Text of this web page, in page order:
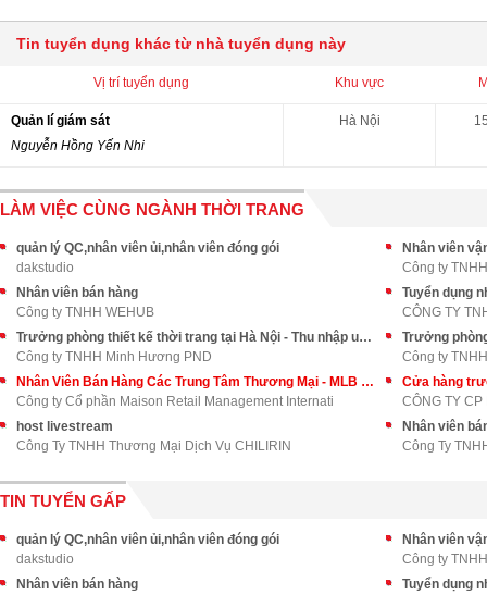
Tin tuyển dụng khác từ nhà tuyển dụng này
Vị trí tuyển dụng Khu vực
Quản lí giám sát
Nguyễn Hồng Yến Nhi
Hà Nội
LÀM VIỆC CÙNG NGÀNH THỜI TRANG
quản lý QC,nhân viên ủi,nhân viên đóng gói
dakstudio
Nhân viên
Công ty
Nhân viên bán hàng
Công ty TNHH WEHUB
Tuyển dụng
Trưởng phòng thiết kế thời trang tại Hà Nội - Thu nhập upto 30tr+++
Công ty TNHH Minh Hương PND
Trưởng
Công ty
Nhân Viên Bán Hàng Các Trung Tâm Thương Mại - MLB
Công ty Cổ phần Maison Retail Management Internati
Cửa hàng
CÔNG TY CP
host livestream
Công Ty TNHH Thương Mại Dịch Vụ CHILIRIN
Nhân viên
Công Ty
TIN TUYỂN GẤP
quản lý QC,nhân viên ủi,nhân viên đóng gói
dakstudio
Nhân viên
Công ty
Nhân viên bán hàng
Tuyển dụng